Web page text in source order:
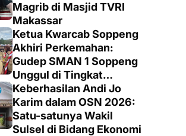
Magrib di Masjid TVRI
Makassar
Ketua Kwarcab Soppeng
Akhiri Perkemahan:
Gudep SMAN 1 Soppeng
Unggul di Tingkat
Penegak
Keberhasilan Andi Jo
Karim dalam OSN 2026:
Satu-satunya Wakil
Sulsel di Bidang Ekonomi